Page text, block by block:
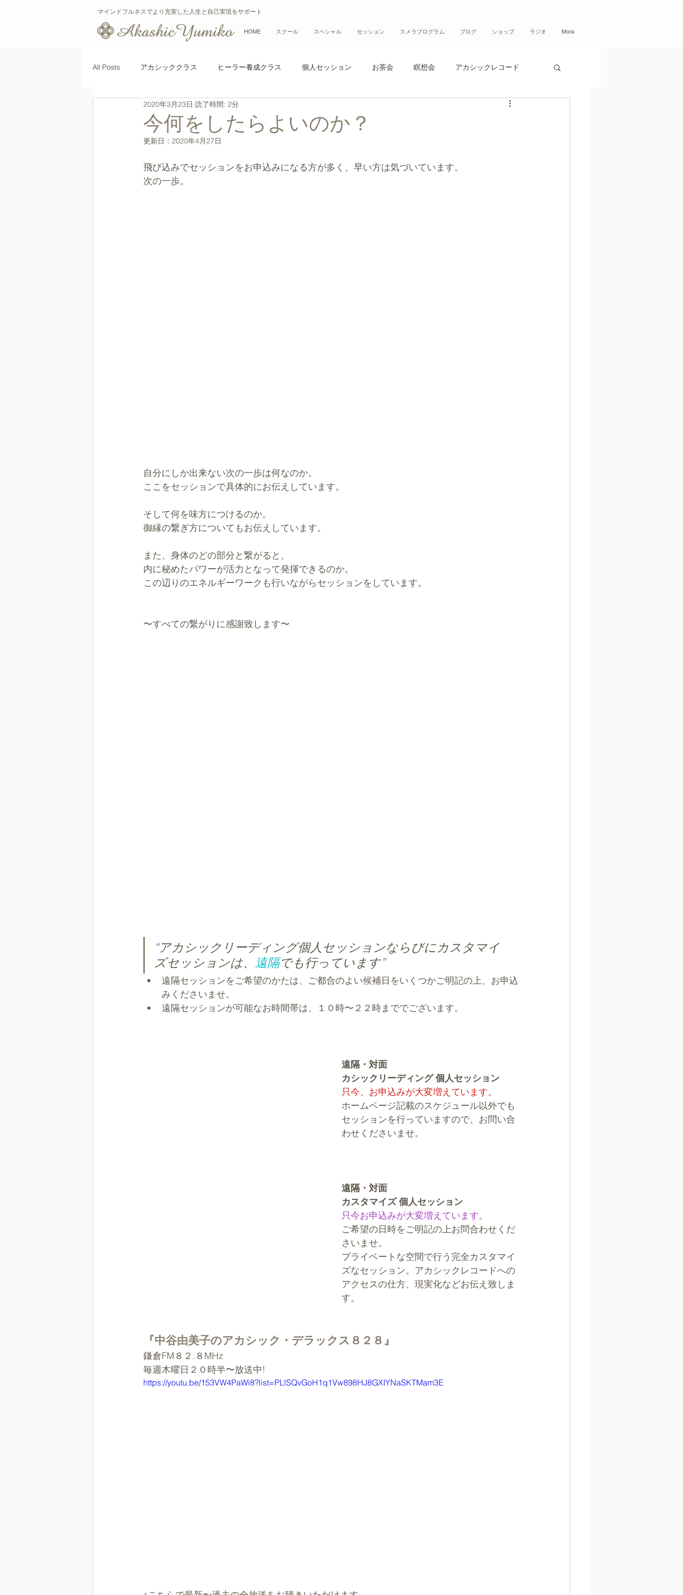
マインドフルネスでより充実した人生と自己実現をサポート
HOME スクール スペシャル セッション スメラプログラム ブログ ショップ ラジオ More
All Posts アカシッククラス ヒーラー養成クラス 個人セッション お茶会 瞑想会 アカシックレコード
ヒーリング 新型コロナウィルス
今何をしたらよいのか？
2020年3月23日 読了時間: 2分
更新日： 2020年4月27日
飛び込みでセッションをお申込みになる方が多く、早い方は気づいています。
次の一歩。
自分にしか出来ない次の一歩は何なのか。
ここをセッションで具体的にお伝えしています。
そして何を味方につけるのか。
御縁の繋ぎ方についてもお伝えしています。
また、身体のどの部分と繋がると、
内に秘めたパワーが活力となって発揮できるのか。
この辺りのエネルギーワークも行いながらセッションをしています。
〜すべての繋がりに感謝致します〜
“アカシックリーディング個人セッションならびにカスタマイ
ズセッションは、
遠隔でも行っています”
遠隔セッションをご希望のかたは、ご都合のよい候補日をいくつかご明記の上、お申込
みくださいませ。
遠隔セッションが可能なお時間帯は、１０時〜２２時まででございます。
遠隔・対面
カシックリーディング 個人セッション
只今、お申込みが大変増えています。
ホームページ記載のスケジュール以外でも
セッションを行っていますので、お問い合
わせくださいませ。
遠隔・対面
カスタマイズ 個人セッション
只今お申込みが大変増えています。
ご希望の日時をご明記の上お問合わせくだ
さいませ。
プライベートな空間で行う完全カスタマイ
ズなセッション。アカシックレコードへの
アクセスの仕方、現実化などお伝え致しま
す。
『中谷由美子のアカシック・デラックス８２８』
鎌倉FM８２.８MHz
毎週木曜日２０時半〜放送中!
https://youtu.be/153VW4PaWi8?list=PLlSQvGoH1q1Vw898HJ8GXIYNaSKTMam3E